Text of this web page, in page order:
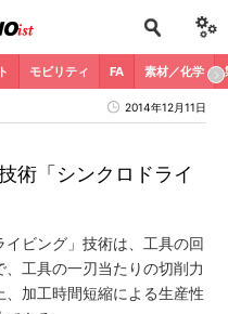
モビリティ FA 素材／化学
2014年12月11日
術「シンクロドライ
ビング」技術は、工具の回
工具の一刃当たりの切削力
加工時間短縮による生産性